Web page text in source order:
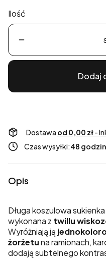
Ilość
Dodaj
Dostawa od 0,00 zł-
Czas wysyłki:48 godzin
Opis
Długa koszulowa
wykonana z twillu
Wyróżniają ją
żorżetuna ramionach,
dodają subtelnego